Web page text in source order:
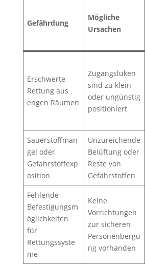
Gefährdung
Mögliche
Ursachen
Erschwerte
Rettung aus
engen Räumen
Zugangsluken
sind zu klein
oder ungünstig
positioniert
Sauerstoffman
gel oder
Gefahrstoffexp
osition
Unzureichende
Belüftung oder
Reste von
Gefahrstoffen
Fehlende
Befestigungsm
öglichkeiten
für
Rettungssyste
me
Keine
Vorrichtungen
zur sicheren
Personenbergu
ng vorhanden